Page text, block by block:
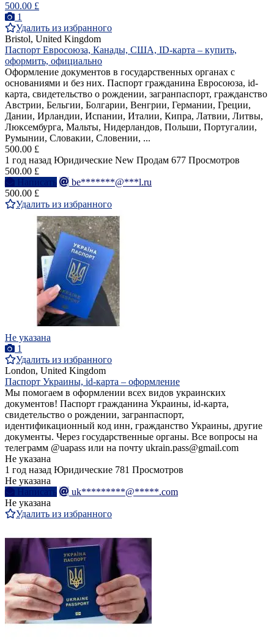
500.00 £
1
Удалить из избранного
Bristol, United Kingdom
Паспорт Евросоюза, Канады, США, ID-карта – купить,
оформить, официально
Оформление документов в государственных органах с
основаниями и без них. Паспорт гражданина Евросоюза, id-
карта, свидетельство о рождении, загранпаспорт, гражданство
Австрии, Бельгии, Болгарии, Венгрии, Германии, Греции,
Дании, Ирландии, Испании, Италии, Кипра, Латвии, Литвы,
Люксембурга, Мальты, Нидерландов, Польши, Португалии,
Румынии, Словакии, Словении, ...
500.00 £
1 год назад Юридические New Продам 677 Просмотров
500.00 £
Написать
be*******@***l.ru
500.00 £
Удалить из избранного
Не указана
1
Удалить из избранного
London, United Kingdom
Паспорт Украины, id-карта – оформление
Мы помогаем в оформлении всех видов украинских
документов! Паспорт гражданина Украины, id-карта,
свидетельство о рождении, загранпаспорт,
идентификационный код инн, гражданство Украины, другие
документы. Через государственные органы. Все вопросы на
телеграмм @uapass или на почту ukrain.pass@gmail.com
Не указана
1 год назад Юридические 781 Просмотров
Не указана
Написать
uk*********@*****.com
Не указана
Удалить из избранного